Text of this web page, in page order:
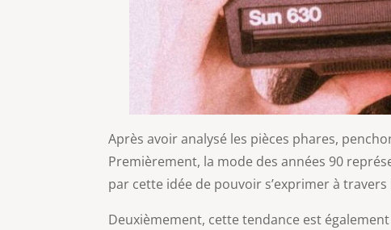
Après avoir analysé les pièces phares,
Premièrement, la mode des années 90
par cette idée de pouvoir s’exprimer à
Deuxièmement, cette tendance est